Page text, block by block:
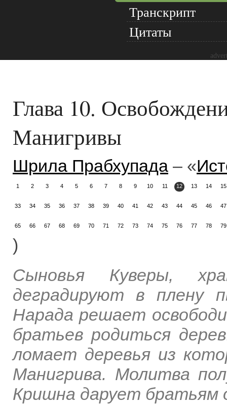
Транскрипт
Цитаты
Глава 10.
Манигривы
Шрила Прабхупада – «
1 2 3 4 5 6 7 8 9 10 11 12 13 14 15
33 34 35 36 37 38 39 40 41 42 43 44 45 46 47
65 66 67 68 69 70 71 72 73 74 75 76 77 78 79
)
Сыновья Куверы,
деградируют в плену
Нарада решает
братьев родиться
ломает деревья из
Манигрива. Молитва
Кришна дарует братьям